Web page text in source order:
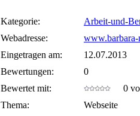
Kategorie:
Arbeit-und-
Webadresse:
Eingetragen am:
12.07.2013
Bewertungen:
0
Bewertet mit:
0
Thema:
Webseite